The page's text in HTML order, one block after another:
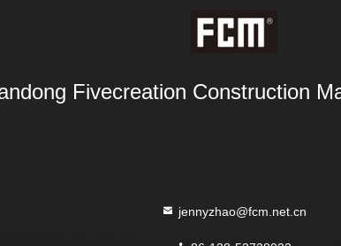
Fivecreation Construction
jennyzhao@fcm.net.cn